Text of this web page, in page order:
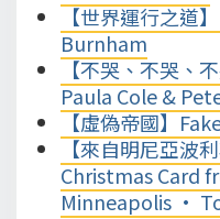
【世界運行之道
Burnham
【不哭、不哭、
Paula Cole &
【虛偽帝國】
【來自明尼亞波
Christmas Card
Minneapolis •